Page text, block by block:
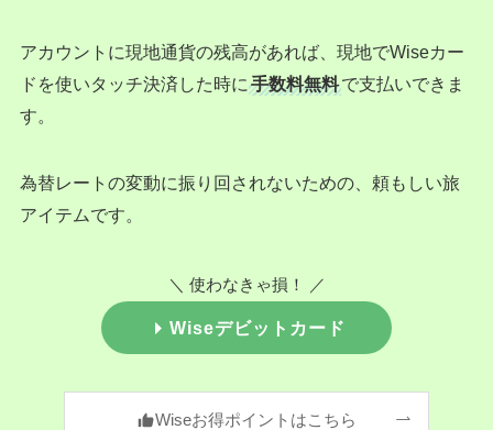
アカウントに現地通貨の残高があれば、現地でWiseカー
ドを使いタッチ決済した時に 手数料無料で支払いできま
す。
為替レートの変動に振り回されないための、頼もしい旅
アイテムです。
＼ 使わなきゃ損！ ／
Wiseデビットカード
Wiseお得ポイントはこちら